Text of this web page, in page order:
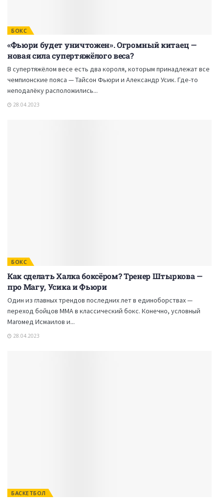
БОКС
«Фьюри будет уничтожен». Огромный китаец —
новая сила супертяжёлого веса?
В супертяжёлом весе есть два короля, которым принадлежат все
чемпионские пояса — Тайсон Фьюри и Александр Усик. Где-то
неподалёку расположились...
28.04.2023
БОКС
Как сделать Халка боксёром? Тренер Штыркова —
про Магу, Усика и Фьюри
Один из главных трендов последних лет в единоборствах —
переход бойцов ММА в классический бокс. Конечно, условный
Магомед Исмаилов и...
28.04.2023
БАСКЕТБОЛ